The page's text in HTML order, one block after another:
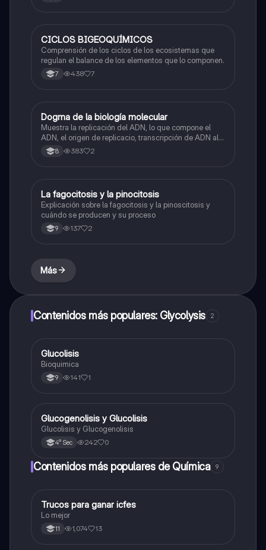
Biologia
CICLOS BIGEOQUÍMICOS
Comprensión de los ciclos de los ecosistemas que
regulan el balance de los elementos que lo componen.
7 438 7
Biologia
Dogma de la biología molecular
Muestra la replicación del ADN, lo que compone el
ADN, el origen de replicacio, transcripción de ADN al
ARN y traducción de ARN a proteína.
8 383 2
Biologia
La fagocitosis y la pinocitosis
Explicación sobre la fagocitosis y la pinoscitosis y
cuándo se producen y su proceso
9 137 2
Más
Contenidos más populares: Glycolysis 2
Biologia
Glucolisis
Bioquimica
9 141 1
Química
Glucogenolisis y Glucolisis
Glucolisis y Glucogenolisis
4° Sec 242 0
Contenidos más populares de Química 9
Química
Trucos para ganar icfes
Lo mejor
11 1,074 13